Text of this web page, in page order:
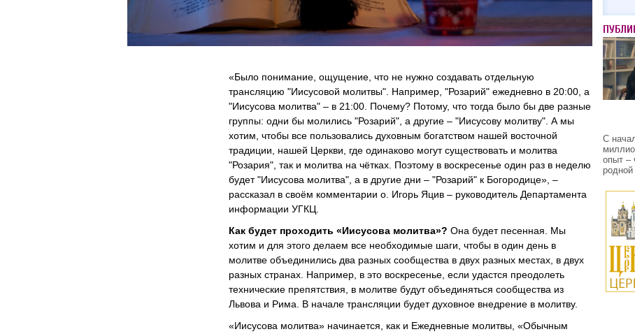
«Было понимание, ощущение, что не нужно создавать отдельную
трансляцию "Иисусовой молитвы". Например, "Розарий" ежедневно в 20:00, а
"Иисусова молитва" – в 21:00. Почему? Потому, что тогда было бы две разные
группы: одни бы молились "Розарий", а другие – "Иисусову молитву". А мы
хотим, чтобы все пользовались духовным богатством нашей восточной
традиции, нашей Церкви, где одинаково могут существовать и молитва
"Розария", так и молитва на чётках. Поэтому в воскресенье один раз в неделю
будет "Иисусова молитва", а в другие дни – "Розарий" к Богородице», –
рассказал в своём комментарии о. Игорь Яцив – руководитель Департамента
информации УГКЦ.
Как будет проходить «Иисусова молитва»? Она будет песенная. Мы
хотим и для этого делаем все необходимые шаги, чтобы в один день в
молитве объединились два разных сообщества в двух разных местах, в двух
разных странах. Например, в это воскресенье, если удастся преодолеть
технические препятствия, в молитве будут объединяться сообщества из
Львова и Рима. В начале трансляции будет духовное внедрение в молитву.
«Иисусова молитва» начинается, как и Ежедневные молитвы, «Обычным
С
опыт –
родной